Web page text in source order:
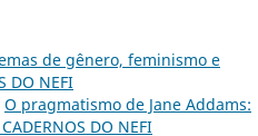
de gênero, feminismo e
DO NEFI
O pragmatismo de Jane Addams:
DO NEFI